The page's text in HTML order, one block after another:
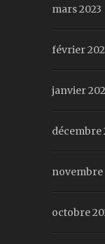
mars 2023
février
janvier
décembre
novembre
octobre